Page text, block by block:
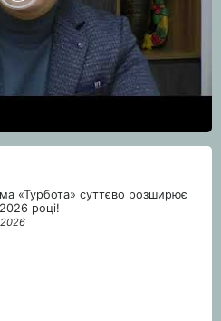
«Турбота» суттєво розширює
році!